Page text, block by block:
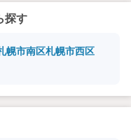
探す
幌市南区札幌市西区